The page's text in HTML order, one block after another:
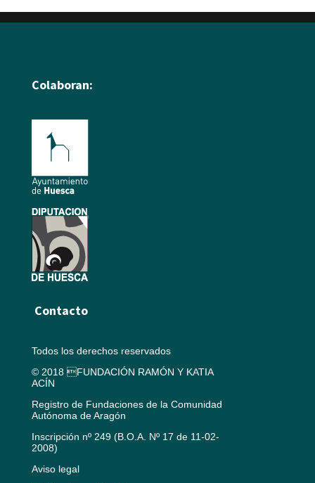
Colaboran:
Contacto
Todos los derechos reservados
© 2018 FUNDACIÓN RAMÓN Y KATIA
ACÍN
Registro de Fundaciones de la Comunidad
Autónoma de Aragón
Inscripción nº 249 (B.O.A. Nº 17 de 11-02-
2008)
Aviso legal